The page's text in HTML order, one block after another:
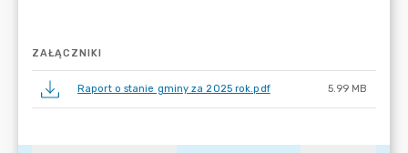
ZAŁĄCZNIKI
Raport o stanie gminy za 2025 rok.pdf 5.99 MB